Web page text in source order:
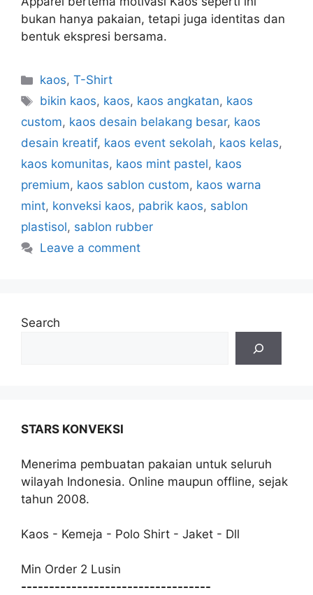
bukan hanya pakaian, tetapi juga identitas dan
bentuk ekspresi bersama.
kaos,T-Shirt
bikin kaos, kaos, kaos angkatan, kaos
custom, kaos desain belakang besar, kaos
desain kreatif, kaos event sekolah, kaos kelas,
kaos komunitas, kaos mint pastel, kaos
premium, kaos sablon custom, kaos warna
mint, konveksi kaos, pabrik kaos, sablon
plastisol, sablon rubber
Leave a comment
Search
STARS KONVEKSI
Menerima pembuatan pakaian untuk seluruh
wilayah Indonesia. Online maupun offline, sejak
tahun 2008.
Kaos - Kemeja - Polo Shirt - Jaket - Dll
Min Order 2 Lusin
----------------------------------